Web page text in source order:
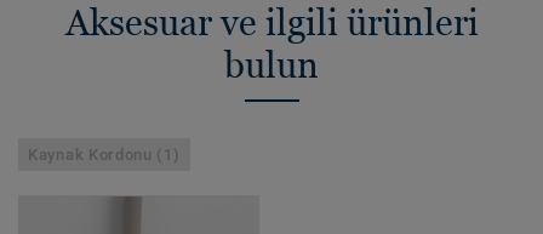
Aksesuar ve ilgili ürünleri
bulun
Kaynak Kordonu (1)